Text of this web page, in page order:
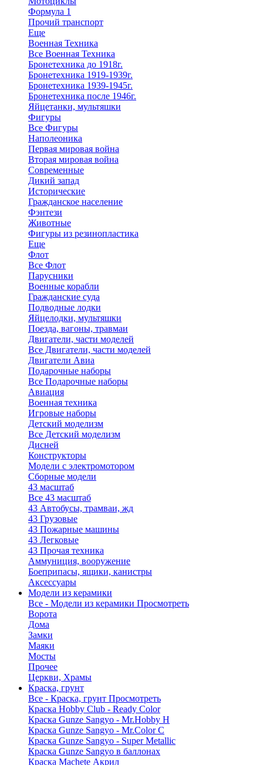
Формула 1
Прочий транспорт
Еще
Военная Техника
Все Военная Техника
Бронетехника до 1918г.
Бронетехника 1919-1939г.
Бронетехника 1939-1945г.
Бронетехника после 1946г.
Яйцетанки, мультяшки
Фигуры
Все Фигуры
Наполеоника
Первая мировая война
Вторая мировая война
Современные
Дикий запад
Исторические
Гражданское население
Фэнтези
Животные
Фигуры из резинопластика
Еще
Флот
Все Флот
Парусники
Военные корабли
Гражданские суда
Подводные лодки
Яйцелодки, мультяшки
Поезда, вагоны, травмаи
Двигатели, части моделей
Все Двигатели, части моделей
Двигатели Авиа
Подарочные наборы
Все Подарочные наборы
Авиация
Военная техника
Игровые наборы
Детский моделизм
Все Детский моделизм
Дисней
Конструкторы
Модели с электромотором
Сборные модели
43 масштаб
Все 43 масштаб
43 Автобусы, трамваи, жд
43 Грузовые
43 Пожарные машины
43 Легковые
43 Прочая техника
Аммуниция, вооружение
Боеприпасы, ящики, канистры
Аксессуары
Модели из керамики
Все - Модели из керамики Просмотреть
Ворота
Дома
Замки
Маяки
Мосты
Прочее
Церкви, Храмы
Краска, грунт
Все - Краска, грунт Просмотреть
Краска Hobby Club - Ready Color
Краска Gunze Sangyo - Mr.Hobby H
Краска Gunze Sangyo - Mr.Color C
Краска Gunze Sangyo - Super Metallic
Краска Gunze Sangyo в баллонах
Краска Machete Акрил